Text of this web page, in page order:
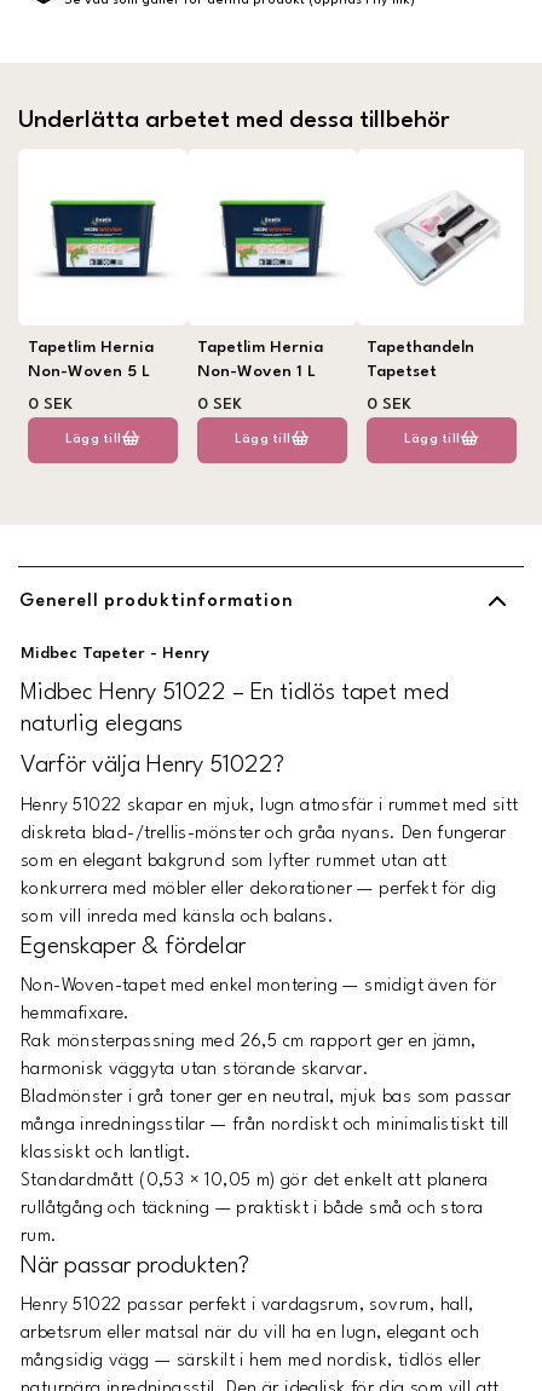
Underlätta arbetet med dessa tillbehör
Tapetlim Hernia
Non-Woven 5 L
0 SEK
Lägg till
Tapetlim Hernia
Non-Woven 1 L
0 SEK
Lägg till
Tapethandeln
Tapetset
0 SEK
Lägg till
Generell produktinformation
Midbec Tapeter - Henry
Midbec Henry 51022 – En tidlös tapet med
naturlig elegans
Varför välja Henry 51022?
Henry 51022 skapar en mjuk, lugn atmosfär i rummet med sitt
diskreta blad-/trellis-mönster och gråa nyans. Den fungerar
som en elegant bakgrund som lyfter rummet utan att
konkurrera med möbler eller dekorationer — perfekt för dig
som vill inreda med känsla och balans.
Egenskaper & fördelar
Non-Woven-tapet med enkel montering — smidigt även för
hemmafixare.
Rak mönsterpassning med 26,5 cm rapport ger en jämn,
harmonisk väggyta utan störande skarvar.
Bladmönster i grå toner ger en neutral, mjuk bas som passar
många inredningsstilar — från nordiskt och minimalistiskt till
klassiskt och lantligt.
Standardmått (0,53 × 10,05 m) gör det enkelt att planera
rullåtgång och täckning — praktiskt i både små och stora
rum.
När passar produkten?
Henry 51022 passar perfekt i vardagsrum, sovrum, hall,
arbetsrum eller matsal när du vill ha en lugn, elegant och
mångsidig vägg — särskilt i hem med nordisk, tidlös eller